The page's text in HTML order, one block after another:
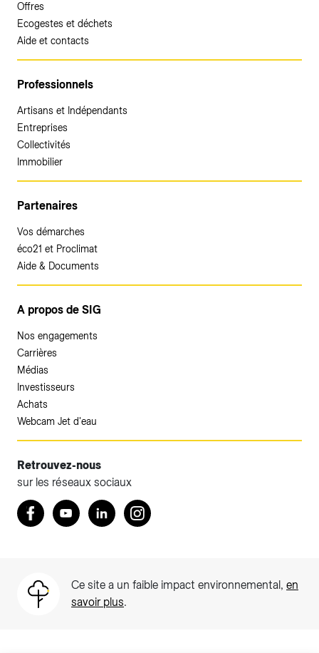
Offres
Ecogestes et déchets
Aide et contacts
Professionnels
Artisans et Indépendants
Entreprises
Collectivités
Immobilier
Partenaires
Vos démarches
éco21 et Proclimat
Aide & Documents
A propos de SIG
Nos engagements
Carrières
Médias
Investisseurs
Achats
Webcam Jet d'eau
Retrouvez-nous
sur les réseaux sociaux
Retrouvez nous sur Facebook
YoutubeLinkedInInstagram
Ce site a un faible impact environnemental, en
savoir plus.
Accéder à votre espace client SIG.
Votre espace client SIG n'est pas optimisé pour une
Particuliers)